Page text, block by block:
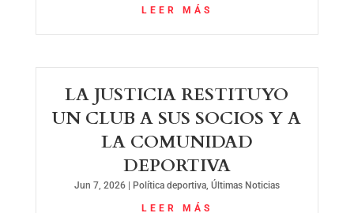
LEER MÁS
LA JUSTICIA RESTITUYO
UN CLUB A SUS SOCIOS Y A
LA COMUNIDAD
DEPORTIVA
Jun 7, 2026| Política deportiva, Últimas Noticias
LEER MÁS